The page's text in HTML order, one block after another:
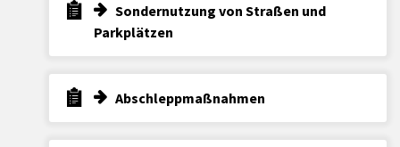
Sondernutzung von Straßen und
Parkplätzen
Abschleppmaßnahmen